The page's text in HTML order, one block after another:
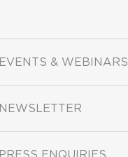
EVENTS & WEBINARS
NEWSLETTER
PRESS ENQUIRIES